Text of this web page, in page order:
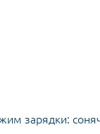
зарядки: